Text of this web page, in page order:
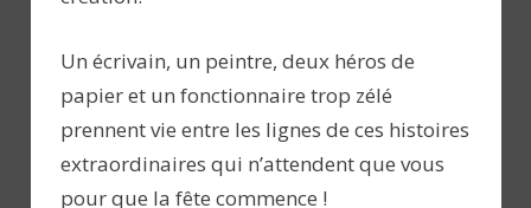
Un écrivain, un peintre, deux héros de
papier et un fonctionnaire trop zélé
prennent vie entre les lignes de ces histoires
extraordinaires qui n’attendent que vous
pour que la fête commence !